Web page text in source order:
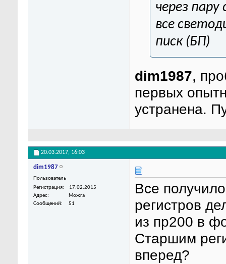
через пару
все
писк (БП)
dim1987,
первых
устранена.
20.03.2017, 16:03
dim1987
Пользователь
Регистрация
17.02.2015
Адрес
Можга
Сообщений
51
Все
регистров
из пр200 в
Старшим
вперед?